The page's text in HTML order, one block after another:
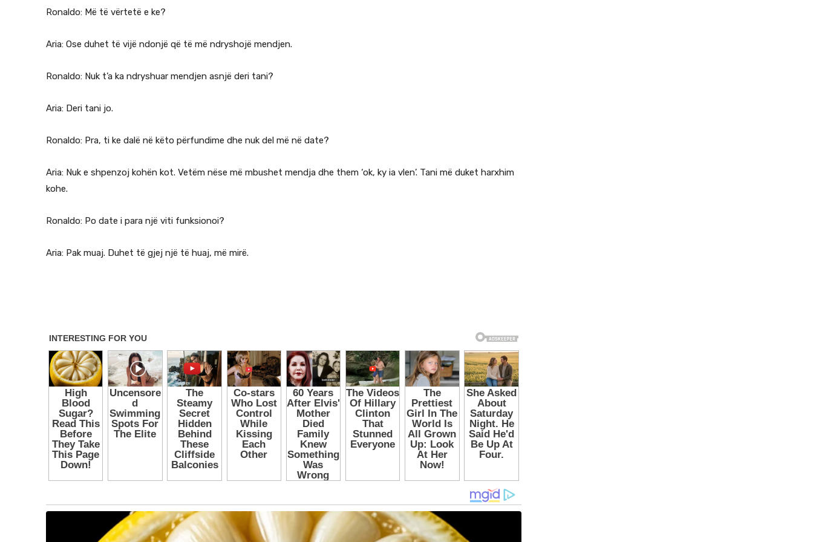
Ronaldo: Më të vërtetë e ke?
Aria: Ose duhet të vijë ndonjë që të më ndryshojë mendjen.
Ronaldo: Nuk t’a ka ndryshuar mendjen asnjë deri tani?
Aria: Deri tani jo.
Ronaldo: Pra, ti ke dalë në këto përfundime dhe nuk del më në date?
Aria: Nuk e shpenzoj kohën kot. Vetëm nëse më mbushet mendja dhe them ‘ok, ky ia vlen’. Tani më duket harxhim
kohe.
Ronaldo: Po date i para një viti funksionoi?
Aria: Pak muaj. Duhet të gjej një të huaj, më mirë.